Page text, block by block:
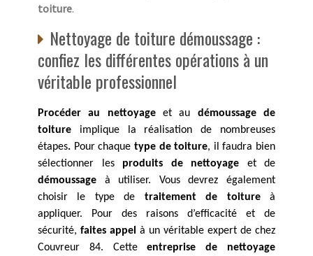
toiture.
Nettoyage de toiture démoussage :
confiez les différentes opérations à un
véritable professionnel
Procéder au nettoyageet au démoussage de
toiture implique la réalisation de nombreuses
étapes. Pour chaque type de toiture, il faudra bien
sélectionner les produits de nettoyage et de
démoussage à utiliser. Vous devrez également
choisir le type de traitement de toitureà
appliquer. Pour des raisons d’efficacité et de
sécurité, faites appel à un véritable expert de chez
Couvreur 84. Cetteentreprise de nettoyage